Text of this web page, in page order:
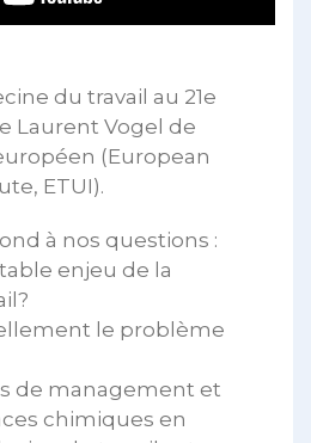
du travail au 21e
Laurent Vogel de
(European
ETUI).
à nos questions :
enjeu de la
le problème
de management et
chimiques en